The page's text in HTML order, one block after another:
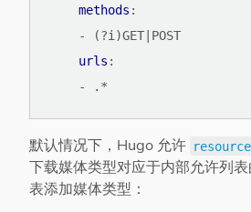
methods :
-
(?i)GET|POST
urls :
-
.*
默认情况下，Hugo 允许
下载媒体类型对应于内部允许列
表添加媒体类型：